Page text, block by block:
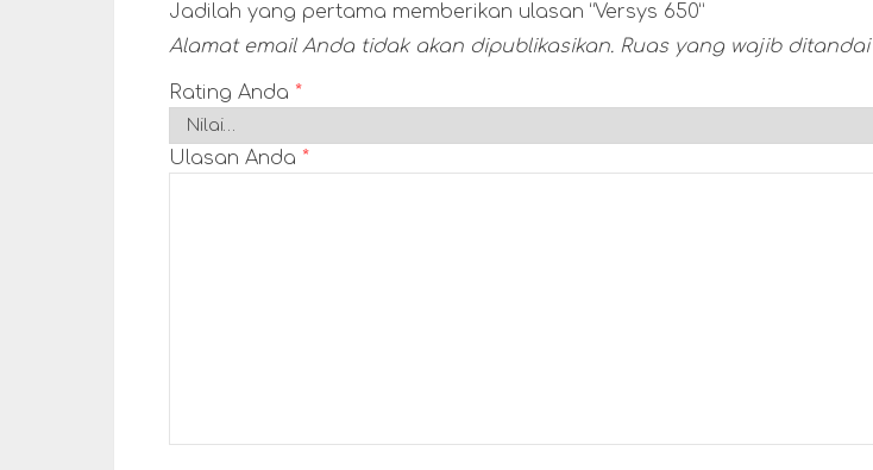
Jadilah yang pertama memberikan ulasan “Versys 650”
Alamat email Anda tidak akan dipublikasikan. Ruas yang wajib ditandai
Rating Anda *
Ulasan Anda *